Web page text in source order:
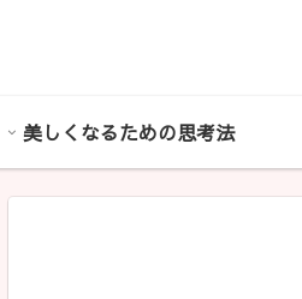
美しくなるための思考法